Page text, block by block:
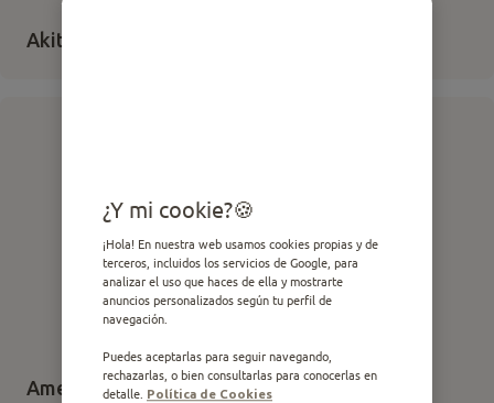
Akita Inu
American Staffordshire Terrier
¿Y mi cookie?
¡Hola! En nuestra web usamos cookies propias y de
terceros, incluidos los servicios de Google, para
analizar el uso que haces de ella y mostrarte
anuncios personalizados según tu perfil de
navegación.
Puedes aceptarlas para seguir navegando,
rechazarlas, o bien consultarlas para conocerlas en
detalle. Política de Cookies